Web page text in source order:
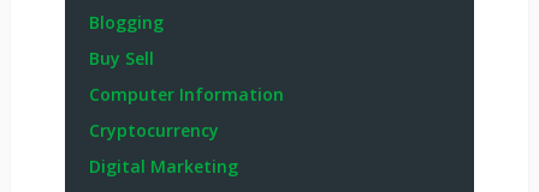
Blogging
Buy Sell
Computer Information
Cryptocurrency
Digital Marketing